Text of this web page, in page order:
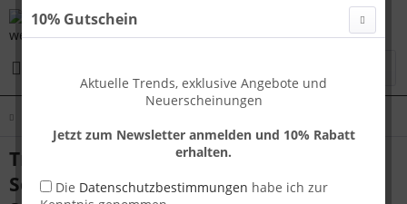
Travelhouse Tokyo Kofferset S+M
Schwarz | Aluminium-Hartschale | TSA-
10% Gutschein
Aktuelle Trends, exklusive Angebote und
Neuerscheinungen
Jetzt zum Newsletter anmelden und 10% Rabatt
erhalten.
Die Datenschutzbestimmungen habe ich zur